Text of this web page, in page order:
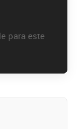
para este